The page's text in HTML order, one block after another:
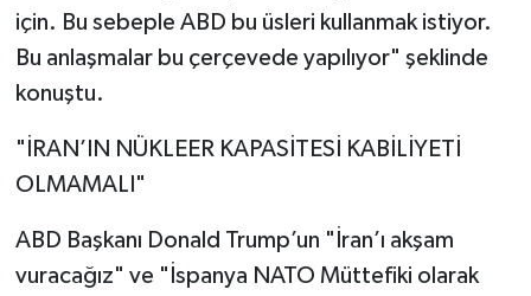
için. Bu sebeple ABD bu üsleri kullanmak istiyor.
Bu anlaşmalar bu çerçevede yapılıyor" şeklinde
konuştu.
"İRAN’IN NÜKLEER KAPASİTESİ KABİLİYETİ
OLMAMALI"
ABD Başkanı Donald Trump’un "İran’ı akşam
vuracağız" ve "İspanya NATO Müttefiki olarak